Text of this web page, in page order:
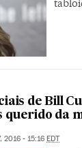
de Bill
querido da
2016 - 15:16 EDT